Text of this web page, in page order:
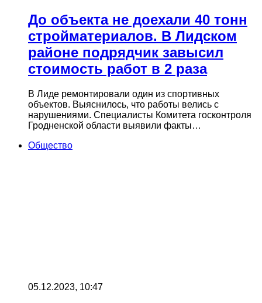
До объекта не доехали 40 тонн
стройматериалов. В Лидском
районе подрядчик завысил
стоимость работ в 2 раза
В Лиде ремонтировали один из спортивных
объектов. Выяснилось, что работы велись с
нарушениями. Специалисты Комитета госконтроля
Гродненской области выявили факты…
Общество
05.12.2023, 10:47